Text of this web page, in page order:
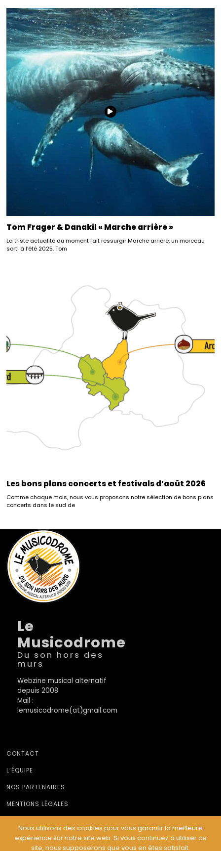
La triste actualité du moment fait ressurgir Marche arrière, un morceau
sorti à l’été 2025. Tom
Comme chaque mois, nous vous proposons notre sélection de bons plans
concerts dans le sud de
Musicodrome
Du son hors des
murs
Webzine musical alternatif
depuis 2008
Mail :
lemusicodrome(at)gmail.com
L’ÉQUIPE
NOS PARTENAIRES
MENTIONS LÉGALES
© Le Musicodrome 2022 - Webdesign : Cereal Concept
Nous utilisons des cookies pour vous garantir la meilleure
expérience sur notre site web. Si vous continuez à utiliser ce
site, nous supposerons que vous en êtes satisfait.